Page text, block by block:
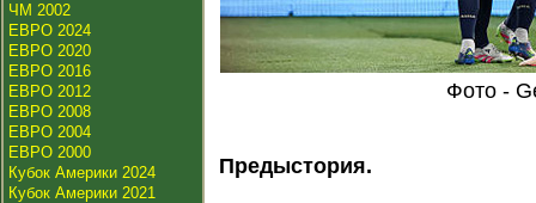
ЧМ 2002
ЕВРО 2024
ЕВРО 2020
ЕВРО 2016
ЕВРО 2012
ЕВРО 2008
ЕВРО 2004
ЕВРО 2000
Кубок Америки 2024
Кубок Америки 2021
Фото -
Предыстория.